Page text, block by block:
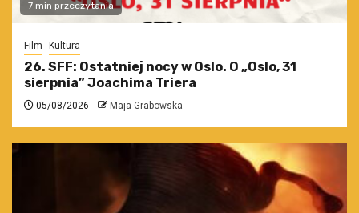
7 min przeczytania
Film Kultura
26. SFF: Ostatniej nocy w Oslo. O „Oslo, 31
sierpnia” Joachima Triera
05/08/2026 Maja Grabowska